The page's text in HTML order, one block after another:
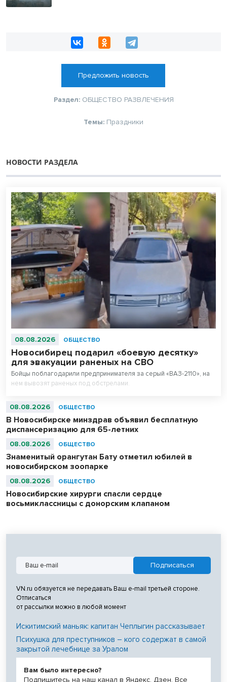
Предложить новость
Раздел: ОБЩЕСТВО РАЗВЛЕЧЕНИЯ
Темы: Праздники
НОВОСТИ РАЗДЕЛА
08.08.2026 ОБЩЕСТВО
Новосибирец подарил «боевую десятку»
для эвакуации раненых на СВО
Бойцы поблагодарили предпринимателя за серый «ВАЗ-2110», на
нем вывозят раненых под обстрелами.
08.08.2026 ОБЩЕСТВО
В Новосибирске минздрав объявил бесплатную
диспансеризацию для 65-летних
08.08.2026 ОБЩЕСТВО
Знаменитый орангутан Бату отметил юбилей в
новосибирском зоопарке
08.08.2026 ОБЩЕСТВО
Новосибирские хирурги спасли сердце
восьмиклассницы с донорским клапаном
VN.ru обязуется не передавать Ваш e-mail третьей стороне.
Отписаться
от рассылки можно в любой момент
Искитимский маньяк: капитан Чеплыгин рассказывает
Психушка для преступников – кого содержат в самой
закрытой лечебнице за Уралом
Вам было интересно?
Подпишитесь на наш канал в Яндекс. Дзен. Все